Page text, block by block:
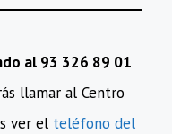
al 93 326 89 01
llamar al Centro
ver el teléfono del